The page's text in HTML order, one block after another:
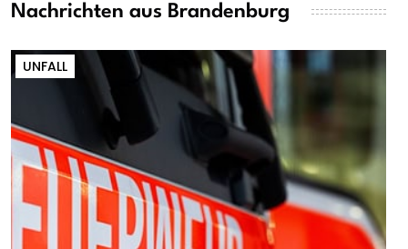
Nachrichten aus Brandenburg
UNFALL